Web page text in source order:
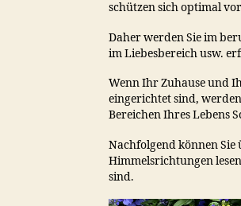
schützen sich optimal
Daher werden Sie im
im Liebesbereich usw.
Wenn Ihr Zuhause und
eingerichtet sind,
Bereichen Ihres Lebens
Nachfolgend können
Himmelsrichtungen
sind.